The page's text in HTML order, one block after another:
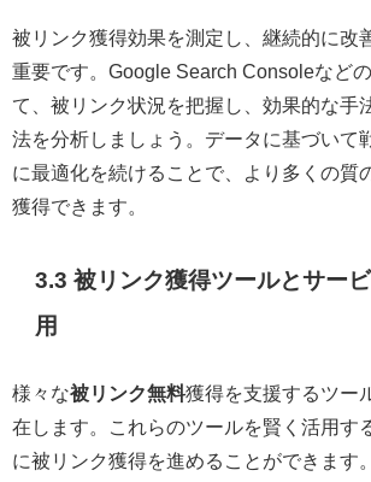
被リンク獲得効果を測定し、継続的に改
重要です。Google Search Consoleなど
て、被リンク状況を把握し、効果的な手
法を分析しましょう。データに基づいて
に最適化を続けることで、より多くの質
獲得できます。
3.3 被リンク獲得ツールとサー
用
様々な被リンク無料獲得を支援するツー
在します。これらのツールを賢く活用す
に被リンク獲得を進めることができます